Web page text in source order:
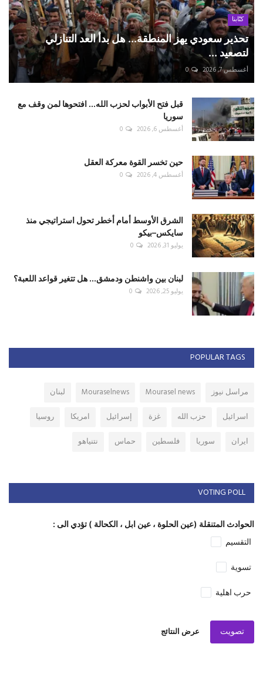
كتّابنا
تحذير سعودي يهز المنطقة... هل بدأ العد التنازلي
لتصعيد ...
أغسطس 7, 2026 0
قبل فتح الأبواب لحزب الله... افتحوها لمن وقف مع
سوريا
أغسطس 6, 2026 0
حين تخسر القوة معركة العقل
أغسطس 4, 2026 0
الشرق الأوسط أمام أخطر تحول استراتيجي منذ
سايكس–بيكو
يوليو 31, 2026 0
لبنان بين واشنطن ودمشق... هل تتغير قواعد اللعبة؟
يوليو 25, 2026 0
POPULAR TAGS
مراسل نيوز Mourasel news
Mouraselnews
لبنان
اسرائيل
حزب الله غزة إسرائيل امريكا
روسيا
ايران
سوريا فلسطين حماس نتنياهو
VOTING POLL
الحوادث المتنقلة (عين الحلوة ، عين ابل ، الكحالة ) تؤدي الى :
التقسيم
تسوية
حرب اهلية
تصويت عرض النتائج